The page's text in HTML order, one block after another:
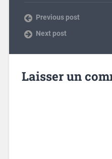
Previous post
Next post
Laisser un